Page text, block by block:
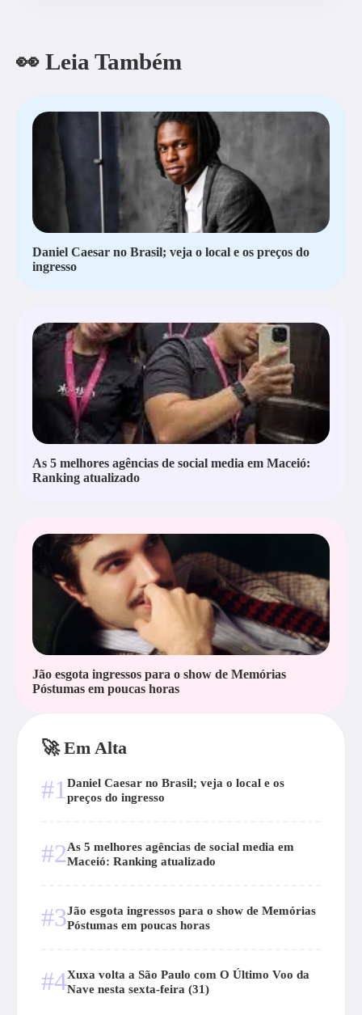
👀 Leia Também
Daniel Caesar no Brasil; veja o local e os preços do
ingresso
As 5 melhores agências de social media em Maceió:
Ranking atualizado
Jão esgota ingressos para o show de Memórias
Póstumas em poucas horas
🚀 Em Alta
#1 Daniel Caesar no Brasil; veja o local e os
preços do ingresso
#2As 5 melhores agências de social media em
Maceió: Ranking atualizado
#3Jão esgota ingressos para o show de Memórias
Póstumas em poucas horas
#4Xuxa volta a São Paulo com O Último Voo da
Nave nesta sexta-feira (31)